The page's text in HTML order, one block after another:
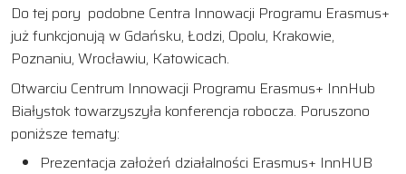
Do tej pory podobne Centra Innowacji Programu Erasmus+
już funkcjonują w Gdańsku, Łodzi, Opolu, Krakowie,
Poznaniu, Wrocławiu, Katowicach.
Otwarciu Centrum Innowacji Programu Erasmus+ InnHub
Białystok towarzyszyła konferencja robocza. Poruszono
poniższe tematy:
Prezentacja założeń działalności Erasmus+ InnHUB